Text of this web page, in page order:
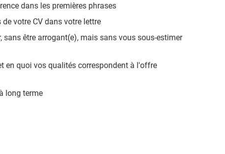
dans les premières phrases
votre CV dans votre lettre
sans être arrogant(e), mais sans vous sous-estimer
en quoi vos qualités correspondent à l'offre
long terme